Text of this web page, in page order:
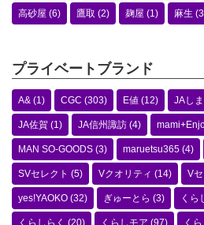
高砂屋 (6) 鷹取 (2) 麹屋 (1) 麻生
プライベートブランド
A& (1) CGC (303) E値 (12) JAし
JA佐賀 (1) JA信州諏訪 (4)
MAN SO-GOODS (3) maruetsu365 (4)
SVセレクト (5) Vクオリティ (14) V
yes!YAOKO (32) ぎゅーとら (3) くら